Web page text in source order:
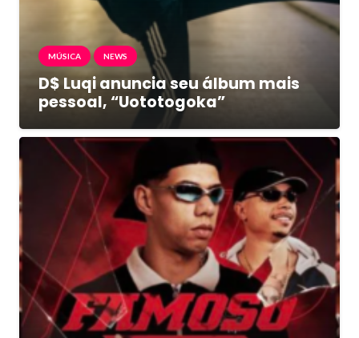
MÚSICA NEWS
D$ Luqi anuncia seu álbum mais
pessoal, “Uototogoka”